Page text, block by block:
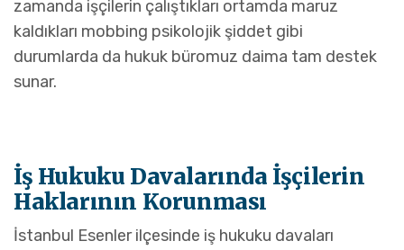
zamanda işçilerin çalıştıkları ortamda maruz
kaldıkları mobbing psikolojik şiddet gibi
durumlarda da hukuk büromuz daima tam destek
sunar.
İş Hukuku Davalarında İşçilerin
Haklarının Korunması
İstanbul Esenler ilçesinde iş hukuku davaları